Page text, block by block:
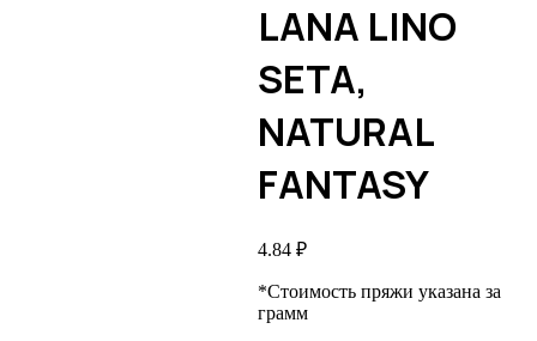
LANA LINO
SETA,
NATURAL
FANTASY
4.84₽
*Стоимость пряжи указана за
грамм